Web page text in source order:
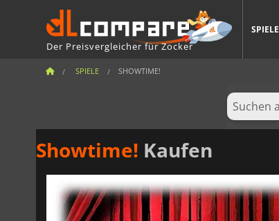
Der Preisvergleicher für Zocker
SPIELE
SPIELE SHOWTIME!
Showtime! Kaufen